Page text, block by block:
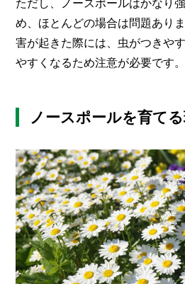
ただし、ノースポールはかなり
め、ほとんどの場合は問題あり
害が起きた際には、虫がつきや
やすくなるため注意が必要です。
ノースポールを育て